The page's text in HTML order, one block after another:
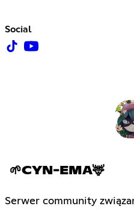
Social
🌱CYN-EMA🦌
Serwer community